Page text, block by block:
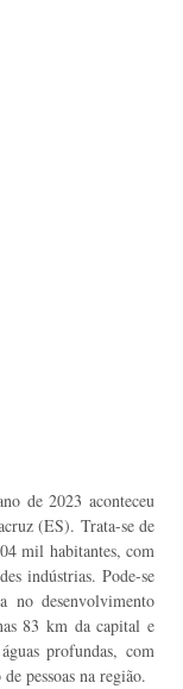
de 2023 aconteceu
(ES). Trata-se de
mil habitantes, com
indústrias. Pode-se
no desenvolvimento
83 km da capital e
profundas, com
pessoas na região.